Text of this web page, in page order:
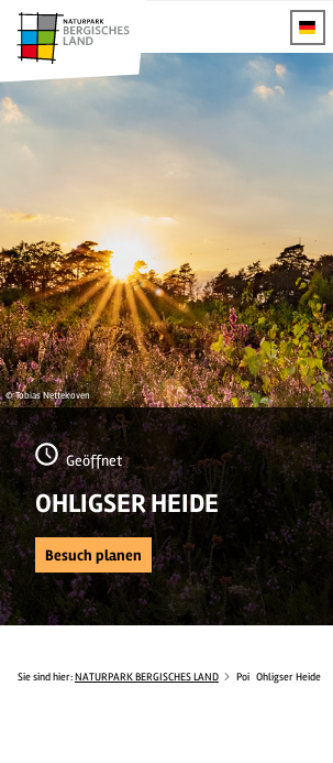
© Tobias Nettekoven
Geöffnet
OHLIGSER HEIDE
Besuch planen
Sie sind hier: NATURPARK BERGISCHES LAND Poi Ohligser Heide